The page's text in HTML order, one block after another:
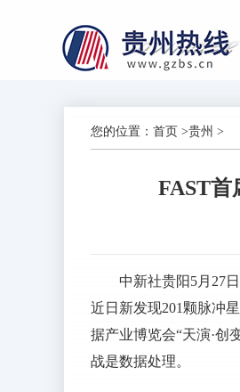
您的位置： 首页 >贵州 >
FAST首
中新社贵阳5月27
近日新发现201颗脉冲
据产业博览会“天演·
战是数据处理。